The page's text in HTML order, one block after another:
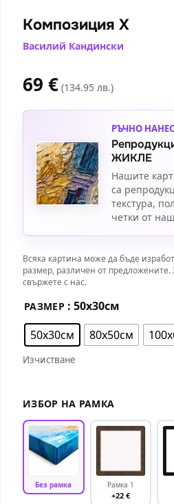
Композиция Х
Василий Кандински
69 € (134.95 лв.)
РЪЧНО
ЖИКЛЕ
Нашите
са
текстура,
четки от
Всяка картина може да бъде
размер, различен от
свържете с нас.
РАЗМЕР : 50х30см
50х30см
80х50см
Изчистване
ИЗБОР НА РАМКА
Без рамка Рамка 1
+22 €